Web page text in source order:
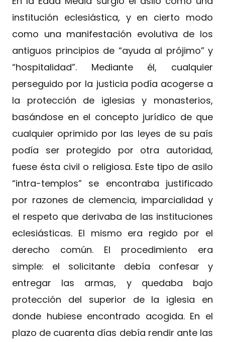
institución eclesiástica, y en cierto modo
como una manifestación evolutiva de los
antiguos principios de “ayuda al prójimo” y
“hospitalidad”. Mediante él, cualquier
perseguido por la justicia podía acogerse a
la protección de iglesias y monasterios,
basándose en el concepto jurídico de que
cualquier oprimido por las leyes de su país
podía ser protegido por otra autoridad,
fuese ésta civil o religiosa. Este tipo de asilo
“intra-templos” se encontraba justificado
por razones de clemencia, imparcialidad y
el respeto que derivaba de las instituciones
eclesiásticas. El mismo era regido por el
derecho común. El procedimiento era
simple: el solicitante debía confesar y
entregar las armas, y quedaba bajo
protección del superior de la iglesia en
donde hubiese encontrado acogida. En el
plazo de cuarenta días debía rendir ante las